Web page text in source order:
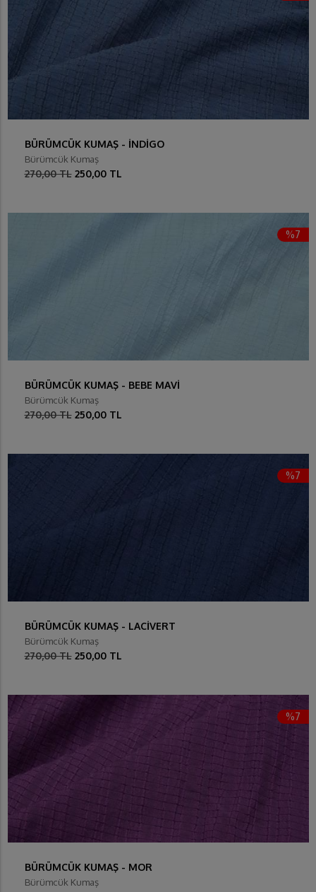
BÜRÜMCÜK KUMAŞ - İNDİGO
Bürümcük Kumaş
270,00 TL 250,00 TL
%7
BÜRÜMCÜK KUMAŞ - BEBE MAVİ
Bürümcük Kumaş
270,00 TL 250,00 TL
%7
BÜRÜMCÜK KUMAŞ - LACİVERT
Bürümcük Kumaş
270,00 TL 250,00 TL
%7
BÜRÜMCÜK KUMAŞ - MOR
Bürümcük Kumaş